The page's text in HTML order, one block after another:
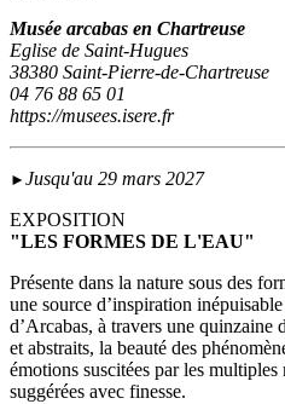
Musée arcabas en Chartreuse
Eglise de Saint-Hugues
38380 Saint-Pierre-de-Chartreuse
04 76 88 65 01
https://musees.isere.fr
► Jusqu'au 29 mars 2027
EXPOSITION
"LES FORMES DE L'EAU"
Présente dans la nature sous des
une source d’inspiration
d’Arcabas, à travers une
et abstraits, la beauté des
émotions suscitées par les multiples
suggérées avec finesse.